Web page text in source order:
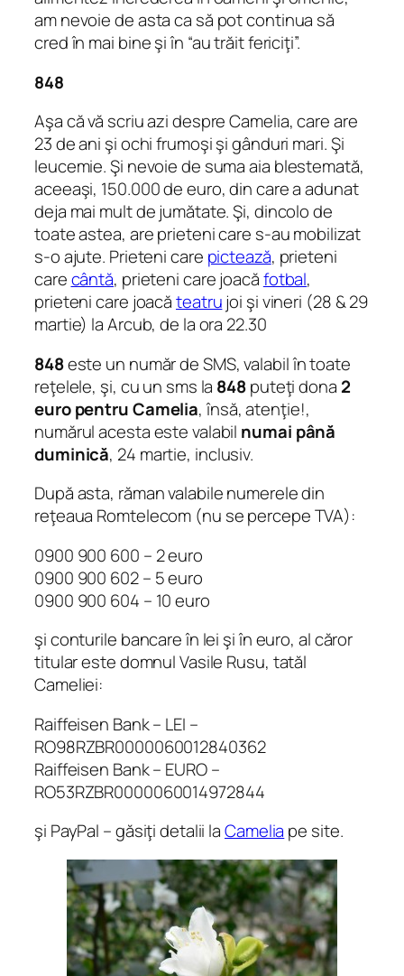
am nevoie de asta ca să pot continua să
cred în mai bineşi în “au trăit fericiţi”.
848
Aşa că vă scriu azi despre Camelia, care are
23 de ani şi ochi frumoşi şi gânduri mari. Şi
leucemie. Şi nevoie de suma aia blestemată,
aceeaşi, 150.000 de euro, din care a adunat
deja mai mult de jumătate. Şi, dincolo de
toate astea, are prieteni care s-au mobilizat
s-o ajute. Prieteni care pictează, prieteni
carecântă, prieteni care joacăfotbal,
prieteni care joacăteatrujoi şi vineri (28 & 29
martie) la Arcub, de la ora 22.30
848este un număr de SMS, valabil în toate
reţelele, şi, cu un sms la 848puteţi dona 2
euro pentru Camelia, însă, atenţie!,
numărul acesta este valabil numai până
duminică, 24 martie, inclusiv.
După asta, răman valabile numerele din
reţeaua Romtelecom (nu se percepe TVA):
0900 900 600 – 2 euro
0900 900 602 – 5 euro
0900 900 604 – 10 euro
şi conturile bancare în lei şi în euro, al căror
titular este domnul Vasile Rusu, tatăl
Cameliei:
Raiffeisen Bank – LEI –
RO98RZBR0000060012840362
Raiffeisen Bank – EURO –
RO53RZBR0000060014972844
şi PayPal – găsiţi detalii laCamelia pe site.